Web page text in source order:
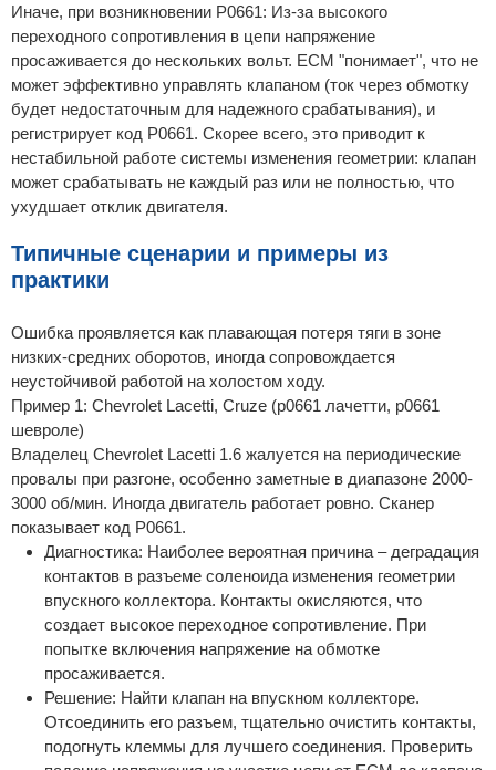
Иначе, при возникновении P0661: Из-за высокого
переходного сопротивления в цепи напряжение
просаживается до нескольких вольт. ECM "понимает", что не
может эффективно управлять клапаном (ток через обмотку
будет недостаточным для надежного срабатывания), и
регистрирует код P0661. Скорее всего, это приводит к
нестабильной работе системы изменения геометрии: клапан
может срабатывать не каждый раз или не полностью, что
ухудшает отклик двигателя.
Типичные сценарии и примеры из
практики
Ошибка проявляется как плавающая потеря тяги в зоне
низких-средних оборотов, иногда сопровождается
неустойчивой работой на холостом ходу.
Пример 1: Chevrolet Lacetti, Cruze (p0661 лачетти, p0661
шевроле)
Владелец Chevrolet Lacetti 1.6 жалуется на периодические
провалы при разгоне, особенно заметные в диапазоне 2000-
3000 об/мин. Иногда двигатель работает ровно. Сканер
показывает код P0661.
Диагностика: Наиболее вероятная причина – деградация
контактов в разъеме соленоида изменения геометрии
впускного коллектора. Контакты окисляются, что
создает высокое переходное сопротивление. При
попытке включения напряжение на обмотке
просаживается.
Решение: Найти клапан на впускном коллекторе.
Отсоединить его разъем, тщательно очистить контакты,
подогнуть клеммы для лучшего соединения. Проверить